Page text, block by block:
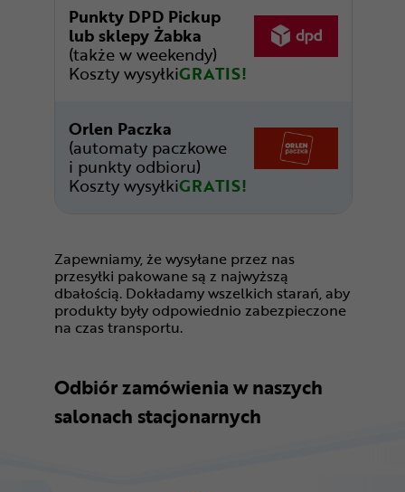
Punkty DPD Pickup
lub sklepy Żabka
(także w weekendy)
Koszty wysyłkiGRATIS!
Orlen Paczka
(automaty paczkowe
i punkty odbioru)
Koszty wysyłkiGRATIS!
Zapewniamy, że wysyłane przez nas
przesyłki pakowane są z najwyższą
dbałością. Dokładamy wszelkich starań, aby
produkty były odpowiednio zabezpieczone
na czas transportu.
Odbiór zamówienia w naszych
salonach stacjonarnych